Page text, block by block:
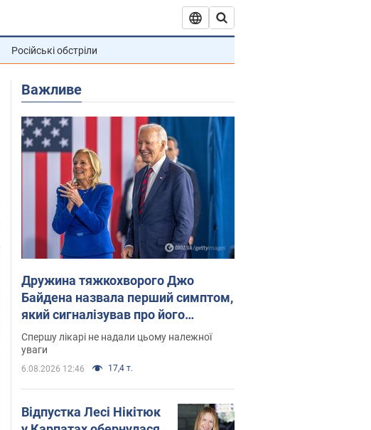
Російські обстріли
Важливе
Дружина тяжкохворого Джо
Байдена назвала перший симптом,
який сигналізував про його
"агресивний" рак
Спершу лікарі не надали цьому належної
уваги
6.08.2026 12:46 17,4 т.
Відпустка Лесі Нікітюк